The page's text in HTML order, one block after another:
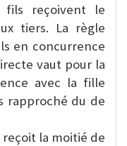
reçoivent le
tiers. La règle
en concurrence
vaut pour la
avec la fille
rapproché du de
reçoit la moitié de